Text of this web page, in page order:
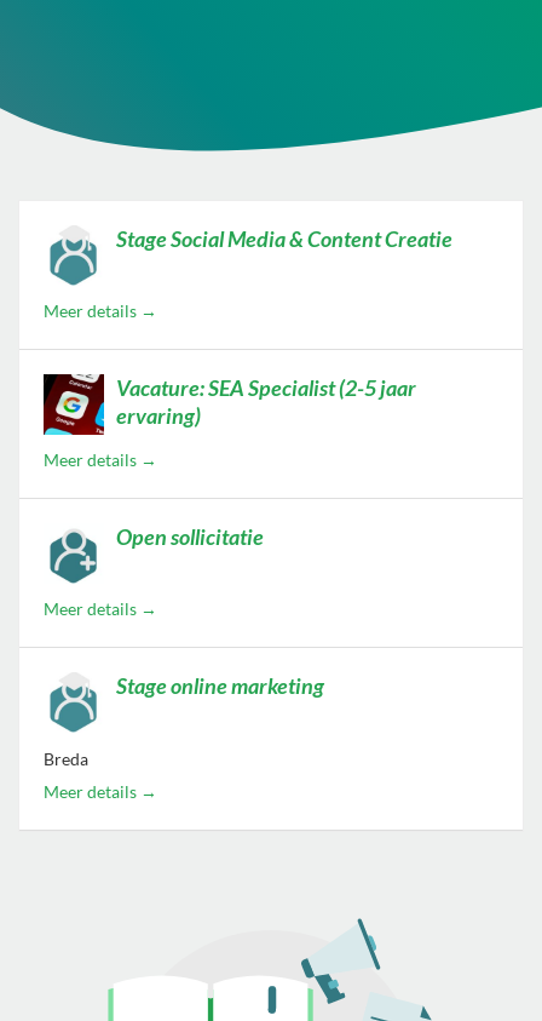
Stage Social Media & Content Creatie
Meer details
Vacature: SEA Specialist (2-5 jaar
ervaring)
Meer details
Open sollicitatie
Meer details
Stage online marketing
Breda
Meer details